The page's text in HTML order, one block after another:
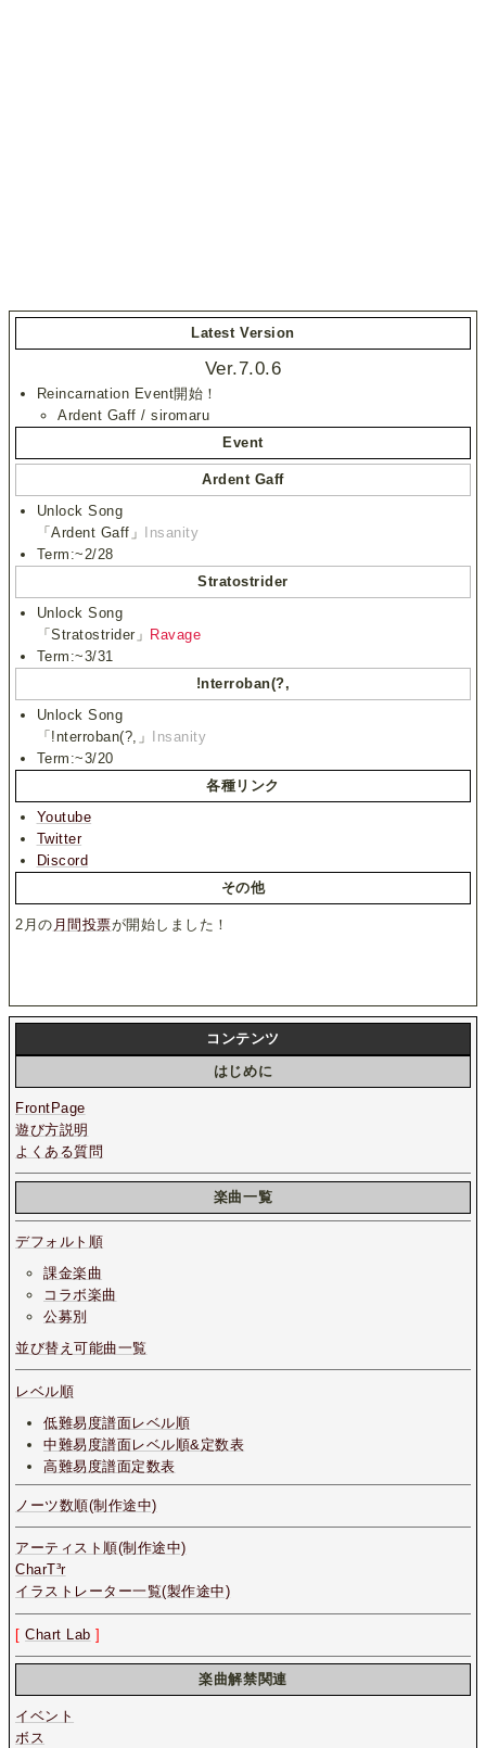
Latest Version
Ver.7.0.6
Reincarnation Event開始！
Ardent Gaff / siromaru
Event
Ardent Gaff
Unlock Song
「Ardent Gaff」 Insanity
Term:~2/28
Stratostrider
Unlock Song
「Stratostrider」 Ravage
Term:~3/31
!nterroban(?,
Unlock Song
「!nterroban(?,」 Insanity
Term:~3/20
各種リンク
Youtube
Twitter
Discord
その他
2月の 月間投票が開始しました！
コンテンツ
はじめに
FrontPage
遊び方説明
よくある質問
楽曲一覧
デフォルト順
課金楽曲
コラボ楽曲
公募別
並び替え可能曲一覧
レベル順
低難易度譜面レベル順
中難易度譜面レベル順&定数表
高難易度譜面定数表
ノーツ数順(制作途中)
アーティスト順(制作途中)
CharT³r
イラストレーター一覧(製作途中)
[Chart Lab ]
楽曲解禁関連
イベント
ボス